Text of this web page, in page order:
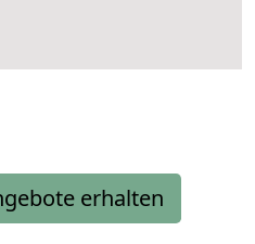
erhalten